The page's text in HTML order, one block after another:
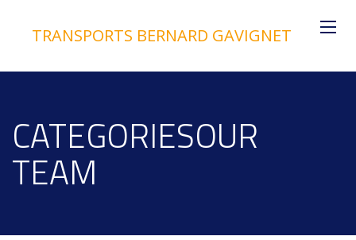
TRANSPORTS BERNARD GAVIGNET
CATEGORIESOUR
TEAM